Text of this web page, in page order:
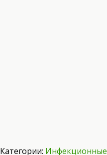
Категории: Инфекционные